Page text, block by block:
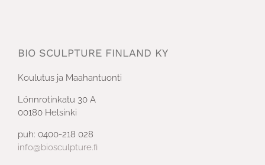
BIO SCULPTURE FINLAND KY
Koulutus ja Maahantuonti
Lönnrotinkatu 30 A
00180 Helsinki
puh: 0400-218 028
info@biosculpture.fi